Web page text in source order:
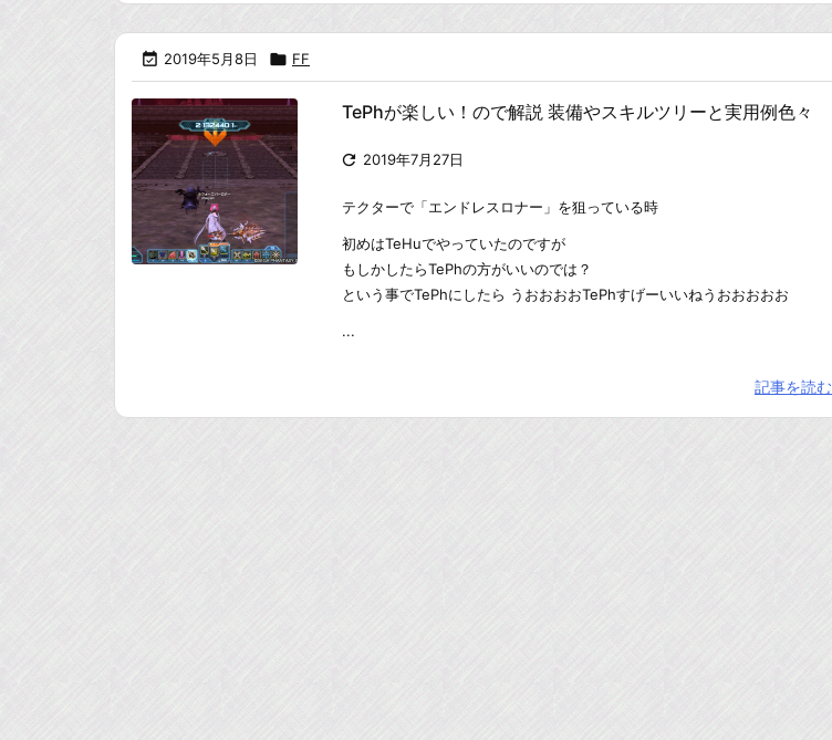
 2019年5月8日  FF
TePhが楽しい！ので解説 装備やスキルツリーと実用例色々
 2019年7月27日
テクターで「エンドレスロナー」を狙っている時
初めはTeHuでやっていたのですが
もしかしたらTePhの方がいいのでは？
という事でTePhにしたら うおおおおTePhすげーいいねうおおおおお
...
記事を読む